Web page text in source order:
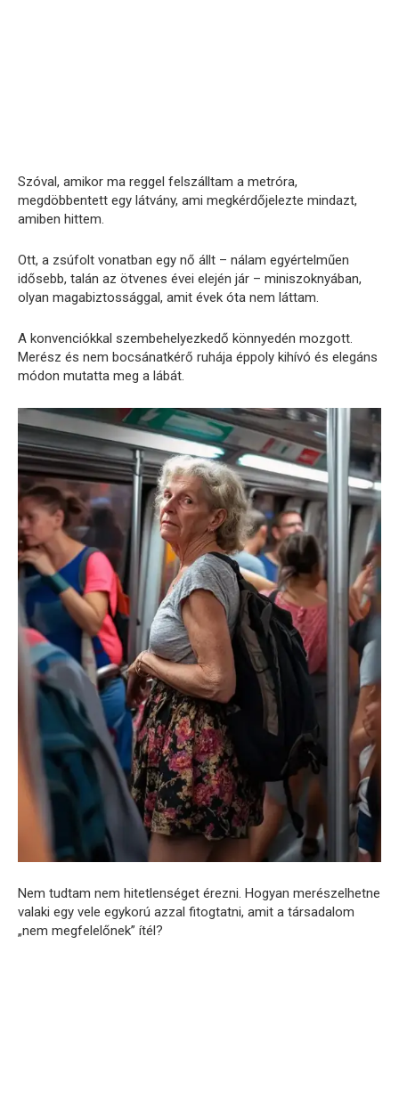
Szóval, amikor ma reggel felszálltam a metróra,
megdöbbentett egy látvány, ami megkérdőjelezte mindazt,
amiben hittem.
Ott, a zsúfolt vonatban egy nő állt – nálam egyértelműen
idősebb, talán az ötvenes évei elején jár – miniszoknyában,
olyan magabiztossággal, amit évek óta nem láttam.
A konvenciókkal szembehelyezkedő könnyedén mozgott.
Merész és nem bocsánatkérő ruhája éppoly kihívó és elegáns
módon mutatta meg a lábát.
Nem tudtam nem hitetlenséget érezni. Hogyan merészelhetne
valaki egy vele egykorú azzal fitogtatni, amit a társadalom
„nem megfelelőnek” ítél?